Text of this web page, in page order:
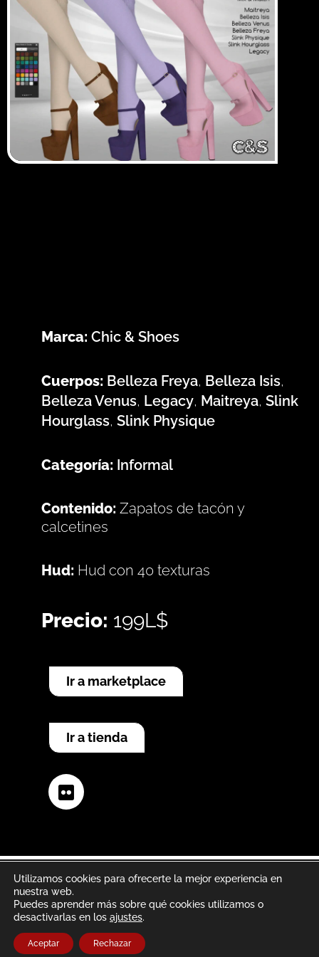
Marca: Chic & Shoes
Cuerpos: Belleza Freya, Belleza Isis,
Belleza Venus, Legacy, Maitreya, Slink
Hourglass, Slink Physique
Categoría: Informal
Contenido: Zapatos de tacón y
calcetines
Hud: Hud con 40 texturas
Precio: 199L$
Ir a marketplace
Ir a tienda
Flickr
Aviso legal Política de privacidad
Política de cookies
Utilizamos cookies para ofrecerte la mejor experiencia en
nuestra web.
Puedes aprender más sobre qué cookies utilizamos o
desactivarlas en los ajustes.
Aceptar Rechazar